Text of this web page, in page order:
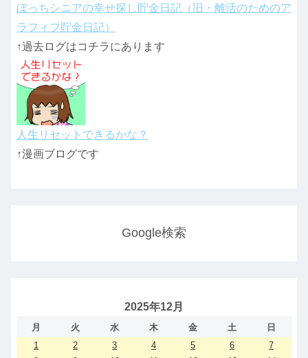
ぼっちシニアの幸せ探し貯金日記（旧・離活のためのア
ラフィフ貯金日記）
↑過去ログはコチラにあります
人生リセットできるかな？
↑漫画ブログです
Google検索
2025年12月
月 火 水 木 金 土
日
1
2 3 4 5 6
7